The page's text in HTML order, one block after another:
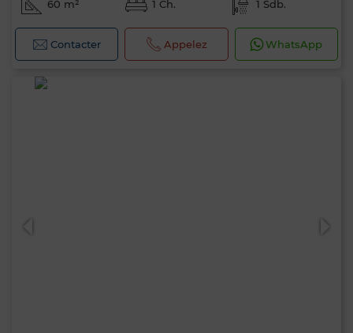
60 m² 1 Ch. 1 Sdb.
Contacter Appelez WhatsApp